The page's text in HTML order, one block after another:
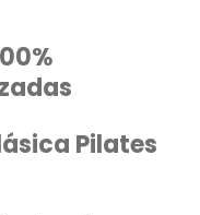
Pilates